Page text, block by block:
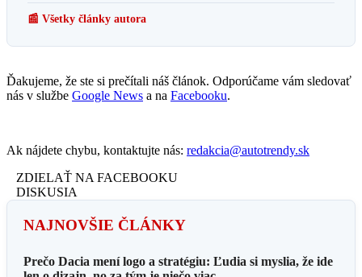
📰 Všetky články autora
Ďakujeme, že ste si prečítali náš článok. Odporúčame vám sledovať
nás v službe Google News a na Facebooku.
Ak nájdete chybu, kontaktujte nás: redakcia@autotrendy.sk
ZDIELAŤ NA FACEBOOKU
DISKUSIA
NAJNOVŠIE ČLÁNKY
Prečo Dacia mení logo a stratégiu: Ľudia si myslia, že ide